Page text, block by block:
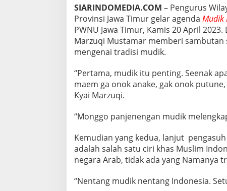
A
G
A
N
L
N
SIARINDOMEDIA.COM – Pengurus
Provinsi Jawa Timur gelar agenda Mudik
PWNU Jawa Timur, Kamis 20 April
Marzuqi Mustamar memberi
mengenai tradisi mudik.
“Pertama, mudik itu penting. Seenak
maem ga onok anake, gak onok
Kyai Marzuqi.
“Monggo panjenengan mudik
Kemudian yang kedua, lanjut
adalah salah satu ciri khas Muslim
negara Arab, tidak ada yang Namanya
“Nentang mudik nentang Indonesia.